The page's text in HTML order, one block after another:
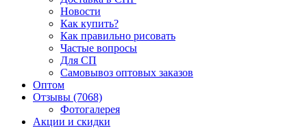
Новости
Как купить?
Как правильно рисовать
Частые вопросы
Для СП
Самовывоз оптовых заказов
Оптом
Отзывы (7068)
Фотогалерея
Акции и скидки